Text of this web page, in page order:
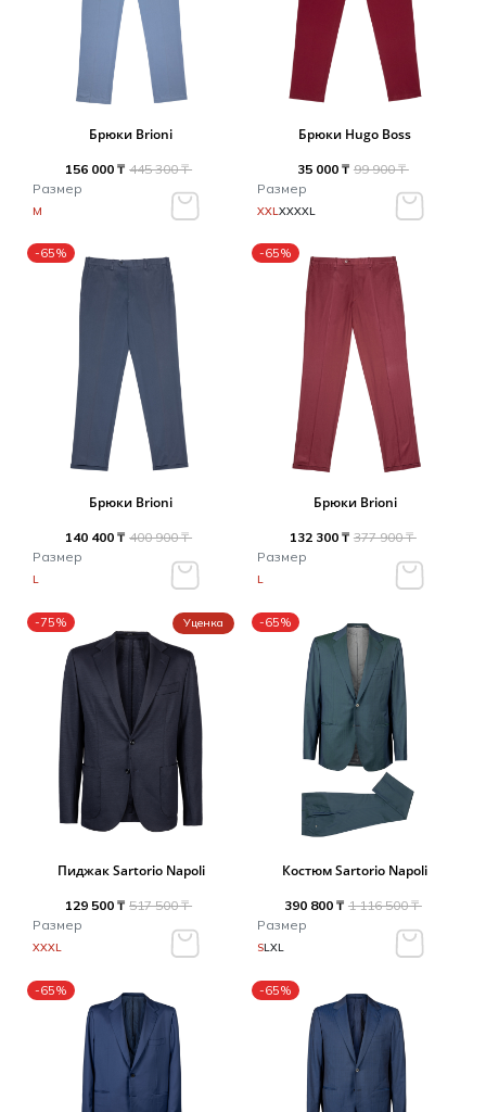
Брюки Brioni
156 000 ₸ 445 300 ₸
Размер
M
Брюки Hugo Boss
35 000 ₸ 99 900 ₸
Размер
XXLXXXXL
-65%
Брюки Brioni
140 400 ₸ 400 900 ₸
Размер
L
-65%
Брюки Brioni
132 300 ₸ 377 900 ₸
Размер
L
-75% Уценка
Пиджак Sartorio Napoli
129 500 ₸ 517 500 ₸
Размер
XXXL
-65%
Костюм Sartorio Napoli
390 800 ₸ 1 116 500 ₸
Размер
SLXL
-65% -65%